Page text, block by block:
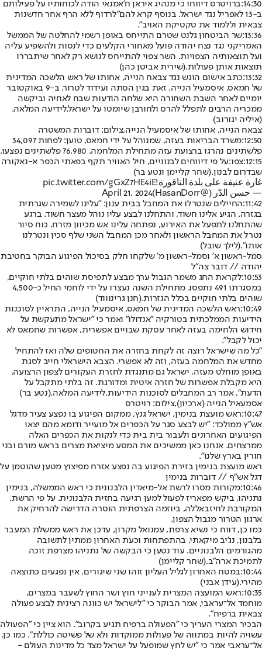
14:30: ברויטרס דיווחו כי מנהיג איראן ח'אמנאי הודה לכוחותיו על פעילותם
ב-13 לאפריל נגד ישראל. בנוסף קרא להם
"לרדוף ללא הרף אחר חדשנות
צבאית וללמוד את טקטיקת האויב".
13:36: שר הביטחון גלנט שטרם התייחס באופן רשמי להחלטה של הממשל
האמריקני נגד נצח יהודה פועל מאחורי הקלעים כדי לנסות ולהשפיע עליה
ועל תוצאותיה הצפויות. השר צפוי להתייחס לנושא רק לאחר שיתבררו
תוצאות אותן פעולות.(שירית אביטן כהן)
13:32: כתב אישום הוגש נגד צבאח הנייה, אחותו של ראש הלשכה המדינית
של חמאס, איסמעיל הנייה. זאת בגין הסתה ועידוד לטרור. ב-9 באוקטובר
יומיים לאחר השבת השחורה היא שלחה הודעות שבח לאחיה וביקשה
ממכריה הרבים לתפלל להרס ולחורבן שיומטו על ישראל.לידיעה המלאה.
(איליה יגורוב)
צבאח הנייה, אחותו של איסמעיל הנייה,צילום: דוברות המשטרה
12:50:
משרד הבריאות בעזה, שמנוהל על ידי חמאס, טוען: לפחות 34,097
פלשתינים נהרגו ברצועת עזה מתחילת המלחמה, 76,980 פלשתינים נפצעו.
12:15: צפו:על פי דיווחים לבנוניים, חיל האוויר תקף בפאתי הכפר א-נאקורה
שבדרום לבנון.(שחר קליימן ונטע בר)
غارة عنيفة على بلدة الناقورة!pic.twitter.com/gGxZ7HE4iE
— حسن الدّر (@HasanDorr)
April 21, 2024
11:42: החיילים שנטרלו את המחבל בבית ענון: "עלינו לשמירה שגרתית
בגזרה. הגיע אלינו חשוד, והתחלנו לבצע עליו נוהל מעצר חשוד. ברגע
שהתחלנו לתפעל את האירוע, נפתחה עלינו אש מכיוון מזרח. כוח סיור
נטרל את המחבל הראשון ולאחר מכן המחבל השני שלף סכין ונטרלנו
אותו".(לילך שובל)
סמל-ראשון א׳ וסמל-ראשון מ׳ שלקחו חלק בסיכול הפיגוע הבוקר בחטיבת
יהודה // דובר צה"ל
10:53: לקראת החג משמר הגבול ערך מבצע לתפיסת שוהים בלתי חוקיים,
במסגרתו 491 נתפסו. מתחילת השנה נעצרו על ידי לוחמי החיל כ-4,500
שוהים בלתי חוקיים בכלל הגזרות.(חנן גרינוווד)
10:49: ראש הלשכה המדינית של חמאס, איסמעיל הנייה, התראיין לסוכנות
הידיעות הממלכתית בטורקיה "אנדולו" ואמר כי "ישראל מתעקשת על
חידוש הלחימה בעזה לאחר עסקת שבויים אפשרית, אפשרות שחמאס לא
יכול לקבל".
"כל מה שישראל רוצה זה לקחת בחזרה את החטופים שלה ואז להתחיל
מחדש את המלחמה בעזה, וזה לא אפשרי. הצבא הישראלי חייב לסגת
באופן מוחלט מעזה. ישראל גם מתנגדת לחזרת העקורים לצפון הרצועה.
היא מקבלת אפשרות של חזרה איטית ומדורגת. זה בלתי מתקבל על
הדעת", אמר רב המחבלים לסוכנות הידיעות.לידיעה המלאה.(נטע בר)
אסמעאיל הנייה (ארכיון),צילום: רויטרס
10:47: ראש מועצת בנימין, ישראל גנץ, ממקום הפיגוע בו נפצע צעיר מדגל
אש"ץ ממולכד: "יש לבצע סגר על הכפרים אל מועייר ודומא מהם יצאו
הפיגועים האחרונים ולעבור בית בית כדי לנקות את הכפרים האלה
ממרצחים. אנחנו כאן ממשיכים את המסע מיציאת מצרים בראש מורם ובני
חורין בארץ שלנו".
ראש מועצת בנימין בזירת הפיגוע בה נפצע אזרח מפיצוץ מטען שהוטמן על
דגל אש״ף // דוברות בנימין
10:46: מקורות מסרו לרשת אל-מיאדין הלבנונית כי ראש הממשלה, בנימין
נתניהו, ביקש מפאריז לפעול למען רגיעה בחזית הלבנונית. על פי הרשת,
המקורבת לחיזבאללה, ביוזמה הצרפתית הוסרה הדרישה להרחיק את
ארגון הטרור מגבול הצפון.
כמו כן, דווח כי נשיא צרפת, עמנואל מקרון, עדכן את ראש ממשלת המעבר
בלבנון, נג'יב מיקאתי, בהתפתחות וכעת האחרון ממתין לתשובה
מהגורמים הלבנוניים. עוד נטען כי הבקשה של נתניהו מצרפת זוכה
לתמיכת ארה"ב.(שחר קליימן)
10:44: במטח האחרון לגליל העליון זוהו שני שיגורים. אין נפגעים כתוצאה
מהירי.(עידן אבני)
10:35: ראש המועצה המצרית לענייני חוץ ושר החוץ לשעבר במצרים,
מוחמד אל־עראבי, אמר הבוקר כי "לישראל יש כוונה רצינית לבצע פעולה
צבאית ברפיח".
הבכיר המצרי העריך כי "הפעולה ברפיח תגיע בקרוב". הוא ציין כי "הפעולה
עשויה להיות במתווה של פעולות ממוקדות ולא של פשיטה כוללת". כמו כן,
אל־עראבי אמר כי "יש לחץ שמופעל על ישראל מצד כל מדינות העולם -